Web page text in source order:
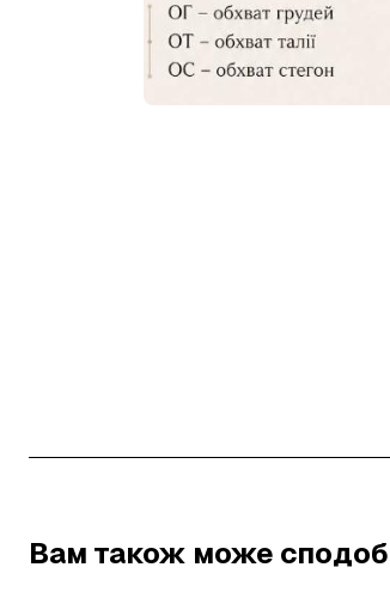
Вам також може